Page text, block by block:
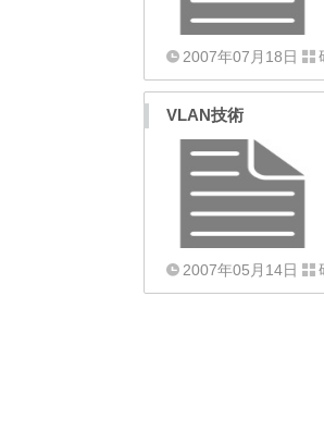
2007年07月18日
VLAN技術
2007年05月14日